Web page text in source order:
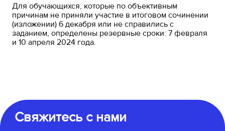
Для обучающихся, которые по объективным
причинам не приняли участие в итоговом сочинении
(изложении) 6 декабря или не справились с
заданием, определены резервные сроки: 7 февраля
и 10 апреля 2024 года.
Свяжитесь с нами